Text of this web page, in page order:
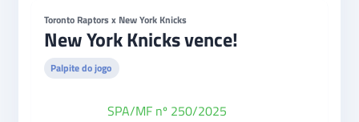
Toronto Raptors x New York Knicks
New York Knicks vence!
Palpite do jogo
SPA/MF nº 250/2025